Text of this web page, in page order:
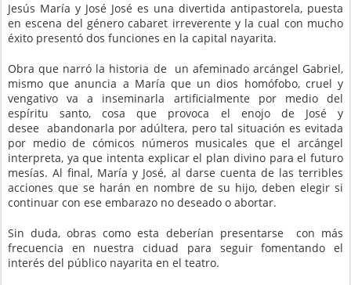
Jesús María y José José es una divertida antipastorela, puesta
en escena del género cabaret irreverente y la cual con mucho
éxito presentó dos funciones en la capital nayarita.
Obra que narró la historia de
un afeminado arcángel Gabriel,
mismo que anuncia a María que un dios homófobo, cruel y
vengativo va a inseminarla artificialmente por medio del
espíritu santo, cosa que provoca el enojo de José y
desee abandonarla por adúltera, pero tal situación es evitada
por medio de cómicos números musicales que el arcángel
interpreta, ya que intenta explicar el plan divino para el futuro
mesías. Al final, María y José, al darse cuenta de las terribles
acciones que se harán en nombre de su hijo, deben elegir si
continuar con ese embarazo no deseado o abortar.
Sin duda, obras como esta deberían presentarse
con más
frecuencia en nuestra ciduad para seguir fomentando el
interés del público nayarita en el teatro.